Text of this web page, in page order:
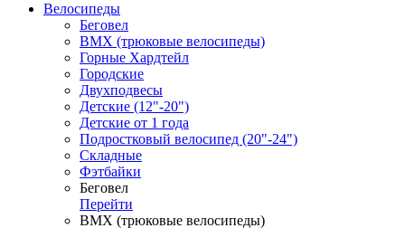
Велосипеды
Беговел
ВМХ (трюковые велосипеды)
Горные Хардтейл
Городские
Двухподвесы
Детские (12"-20")
Детские от 1 года
Подростковый велосипед (20"-24")
Складные
Фэтбайки
Беговел
Перейти
ВМХ (трюковые велосипеды)